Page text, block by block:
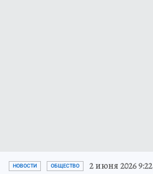
НОВОСТИ ОБЩЕСТВО 2 июня 2026 9:22